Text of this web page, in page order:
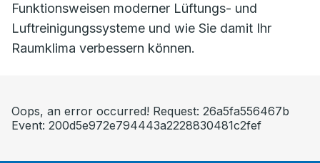
Funktionsweisen moderner Lüftungs- und
Luftreinigungssysteme und wie Sie damit Ihr
Raumklima verbessern können.
Oops, an error occurred! Request: 26a5fa556467b
Event: 200d5e972e794443a2228830481c2fef